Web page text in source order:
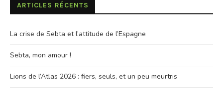
ARTICLES RÉCENTS
La crise de Sebta et l’attitude de l’Espagne
Sebta, mon amour !
Lions de l’Atlas 2026 : fiers, seuls, et un peu meurtris